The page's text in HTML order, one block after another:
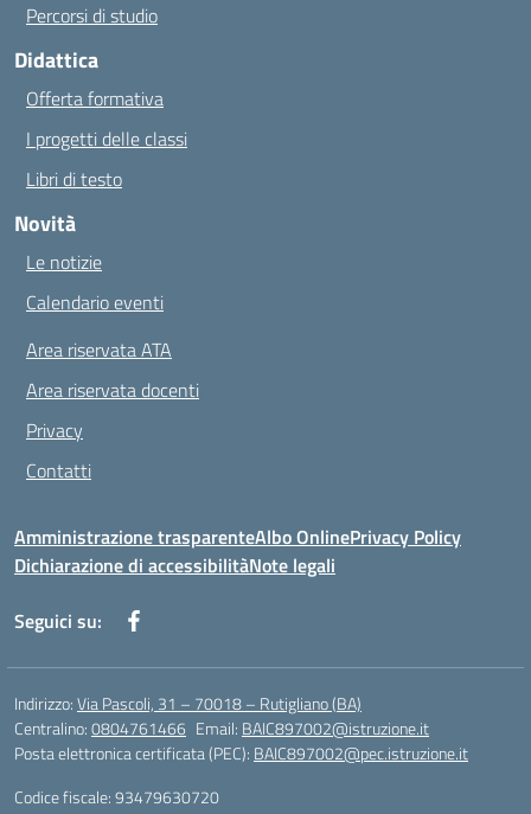
Percorsi di studio
Didattica
Offerta formativa
I progetti delle classi
Libri di testo
Novità
Le notizie
Calendario eventi
Area riservata ATA
Area riservata docenti
Privacy
Contatti
Amministrazione trasparenteAlbo OnlinePrivacy Policy
Dichiarazione di accessibilitàNote legali
Seguici su:
Indirizzo:Via Pascoli, 31 – 70018 – Rutigliano (BA)
Centralino:0804761466 Email: BAIC897002@istruzione.it
Posta elettronica certificata (PEC): BAIC897002@pec.istruzione.it
Codice fiscale: 93479630720